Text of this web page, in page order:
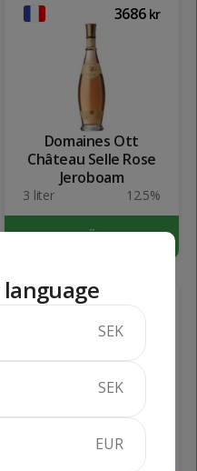
3686 kr
Domaines Ott
Château Selle Rose
Jeroboam
3 liter 12.5%
KÖP
118
Domaine la Colombe
SEK
SEK
EUR